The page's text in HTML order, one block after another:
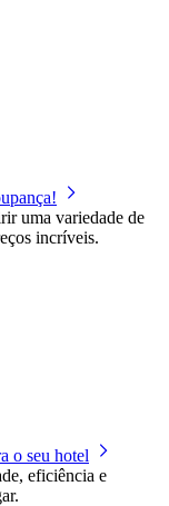
uma variedade de
incríveis.
o seu hotel
eficiência e